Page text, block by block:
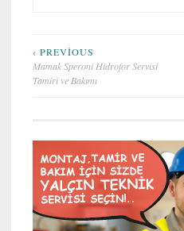
Yazı
gezinmesi
‹ PREVIOUS
Mamak Speroni Hidrofor Servisi
Tamiri ve Bakımı